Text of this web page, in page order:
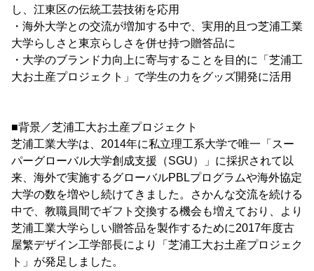
し、江東区の伝統工芸技術を応用
・海外大学との交流が増加する中で、実用的且つ芝浦工業
大学らしさと東京らしさを併せ持つ贈答品に
・大学のブランド力向上に寄与することを目的に「芝浦工
大お土産プロジェクト」で学生の力をグッズ開発に活用
■背景／芝浦工大お土産プロジェクト
芝浦工業大学は、2014年に私立理工系大学で唯一「スー
パーグローバル大学創成支援（SGU）」に採択されて以
来、海外で実施するグローバルPBLプログラムや海外協定
大学の数を増やし続けてきました。さかんな交流を続ける
中で、教職員間でギフト交換する機会も増えており、より
芝浦工業大学らしい贈答品を製作するために2017年度古
屋繁デザイン工学部長により「芝浦工大お土産プロジェク
ト」が発足しました。